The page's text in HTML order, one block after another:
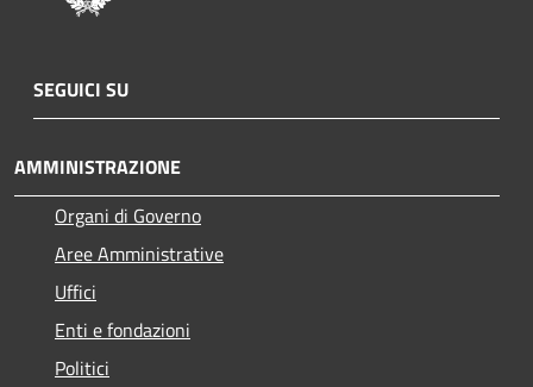
SEGUICI SU
AMMINISTRAZIONE
Organi di Governo
Aree Amministrative
Uffici
Enti e fondazioni
Politici